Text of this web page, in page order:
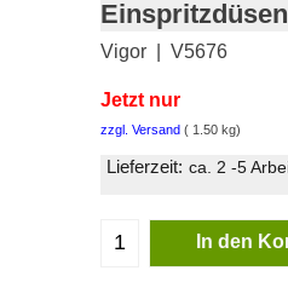
Einspritzdüsen
Vigor V5676
Jetzt nur
CHF142.70
zzgl. Versand 1.50 kg